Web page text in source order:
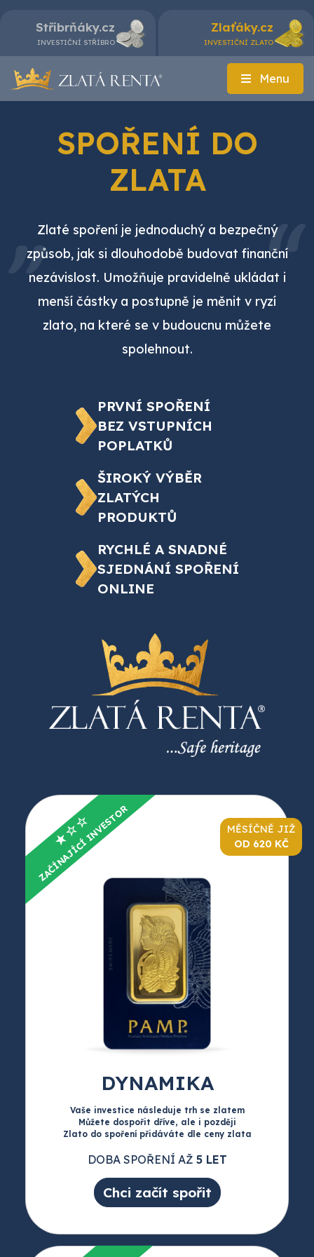
Stříbrňáky.cz
INVESTIČNÍ STŘÍBRO
Zlaťáky.cz
INVESTIČNÍ ZLATO
Menu
SPOŘENÍ DO
ZLATA
Zlaté spoření je jednoduchý a bezpečný
způsob, jak si dlouhodobě budovat finanční
nezávislost. Umožňuje pravidelně ukládat i
menší částky a postupně je měnit v ryzí
zlato, na které se v budoucnu můžete
spolehnout.
PRVNÍ SPOŘENÍ
BEZ VSTUPNÍCH
POPLATKŮ
ŠIROKÝ VÝBĚR
ZLATÝCH
PRODUKTŮ
RYCHLÉ A SNADNÉ
SJEDNÁNÍ SPOŘENÍ
ONLINE
MĚSÍČNĚ JIŽ
OD 620 KČ
★☆☆
ZAČÍNAJÍCÍ INVESTOR
DYNAMIKA
Vaše investice následuje trh se zlatem
Můžete dospořit dříve, ale i později
Zlato do spoření přidáváte dle ceny zlata
DOBA SPOŘENÍ AŽ 5 LET
Chci začít spořit